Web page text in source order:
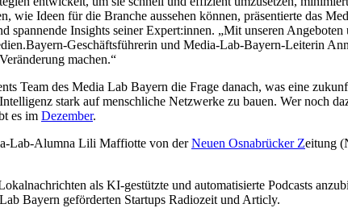
wie Ideen für die Branche aussehen können, präsentierte das
spannende Insights seiner Expert:innen. „Mit unseren
Geschäftsführerin und Media-Lab-Bayern-Leiterin
machen.“
Team des Media Lab Bayern die Frage danach, was eine
stark auf menschliche Netzwerke zu bauen. Wer noch
es im Dezember.
Lab-Alumna Lili Maffiotte von derNeuen Osnabrücker Zeitung
als KI-gestützte und automatisierte Podcasts
Bayern geförderten Startups Radiozeit und Articly.